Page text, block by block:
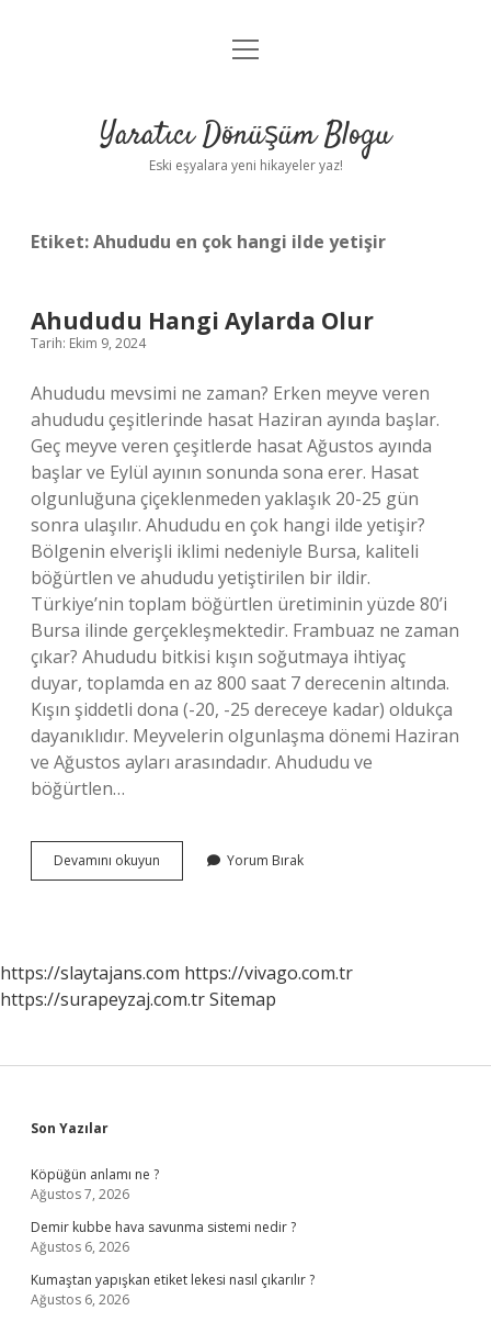
Anasayfa
Yasal Uyarı
menüyü
Yaratıcı Dönüşüm Blogu
Eski eşyalara yeni hikayeler yaz!
Etiket:Ahududu en çok hangi ilde yetişir
Ahududu Hangi Aylarda Olur
Tarih: Ekim 9, 2024
Ahududu mevsimi ne zaman? Erken meyve veren
ahududu çeşitlerinde hasat Haziran ayında başlar.
Geç meyve veren çeşitlerde hasat Ağustos ayında
başlar ve Eylül ayının sonunda sona erer. Hasat
olgunluğuna çiçeklenmeden yaklaşık 20-25 gün
sonra ulaşılır. Ahududu en çok hangi ilde yetişir?
Bölgenin elverişli iklimi nedeniyle Bursa, kaliteli
böğürtlen ve ahududu yetiştirilen bir ildir.
Türkiye’nin toplam böğürtlen üretiminin yüzde 80’i
Bursa ilinde gerçekleşmektedir. Frambuaz ne zaman
çıkar? Ahududu bitkisi kışın soğutmaya ihtiyaç
duyar, toplamda en az 800 saat 7 derecenin altında.
Kışın şiddetli dona (-20, -25 dereceye kadar) oldukça
dayanıklıdır. Meyvelerin olgunlaşma dönemi Haziran
ve Ağustos ayları arasındadır. Ahududu ve
böğürtlen…
Devamını okuyun Ahududu
Hangi
Yorum Bırak
https://slaytajans.com https://vivago.com.tr
https://surapeyzaj.com.trSitemap
Sidebar
Son Yazılar
Köpüğün anlamı ne ?
Ağustos 7, 2026
Demir kubbe hava savunma sistemi nedir ?
Ağustos 6, 2026
Kumaştan yapışkan etiket lekesi nasıl çıkarılır ?
Ağustos 6, 2026